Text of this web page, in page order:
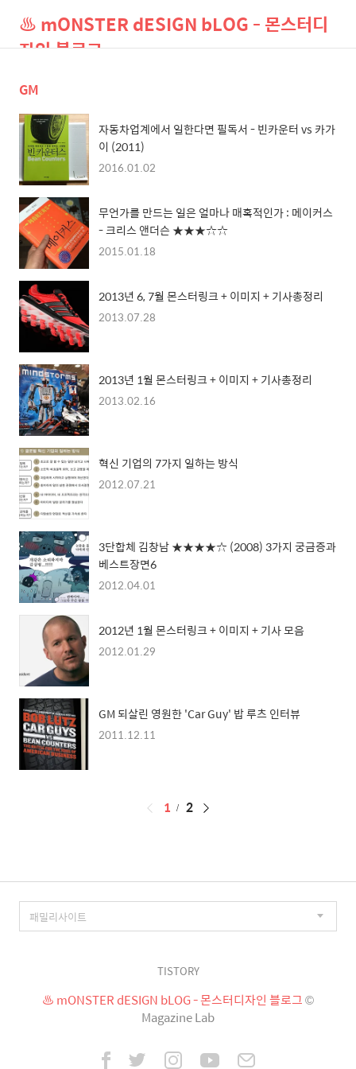
♨ mONSTER dESIGN bLOG - 몬스터디
자인 블로그
GM
자동차업계에서 일한다면 필독서 - 빈카운터 vs 카가
이 (2011)
2016.01.02
무언가를 만드는 일은 얼마나 매혹적인가 : 메이커스
- 크리스 앤더슨 ★★★☆☆
2015.01.18
2013년 6, 7월 몬스터링크 + 이미지 + 기사총정리
2013.07.28
2013년 1월 몬스터링크 + 이미지 + 기사총정리
2013.02.16
혁신 기업의 7가지 일하는 방식
2012.07.21
3단합체 김창남 ★★★★☆ (2008) 3가지 궁금증과
베스트장면6
2012.04.01
2012년 1월 몬스터링크 + 이미지 + 기사 모음
2012.01.29
GM 되살린 영원한 'Car Guy' 밥 루츠 인터뷰
2011.12.11
페
1 2
TISTORY
♨ mONSTER dESIGN bLOG - 몬스터디자인 블로그©
Magazine Lab